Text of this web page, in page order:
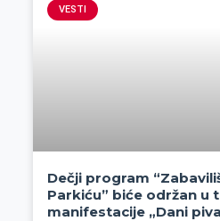
VESTI
Dečji program
Parkiću” biće održan u
manifestacije „Dani